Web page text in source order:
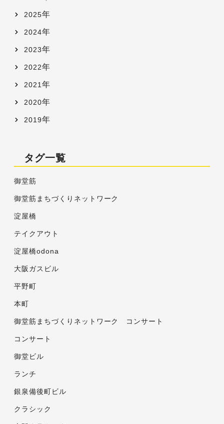
2025年
2024年
2023年
2022年
2021 年
2020年
2019年
タグ一覧
御堂筋
御堂筋まちづくりネットワーク
淀屋橋
テイクアウト
淀屋橋odona
大阪ガスビル
平野町
本町
御堂筋まちづくりネットワーク コンサート
コンサート
御堂ビル
ランチ
銀泉備後町ビル
クラシック